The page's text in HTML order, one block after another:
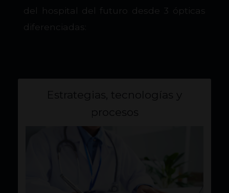
del hospital del futuro desde 3 ópticas
diferenciadas:
Estrategias, tecnologías y
procesos